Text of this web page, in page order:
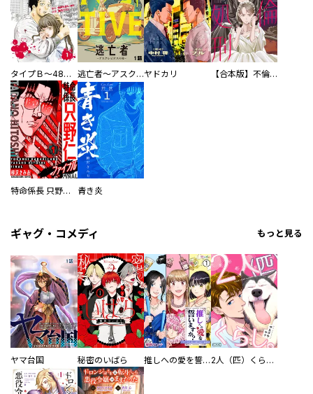
タイプＢ～48時間後、致死率100％～【単話】 逃亡者～アスクレピオスの杖～ヤドカリ 【合本版】不倫処刑
特命係長 只野仁ファイナル 愛蔵版 青き炎
ギャグ・コメディ もっと見る
ヤマ台国 秘密のいばら 推しへの愛を誓いますか？～アラサー女子、推しは逃げぬが人生逃げる～ 2人（匹）くらし。